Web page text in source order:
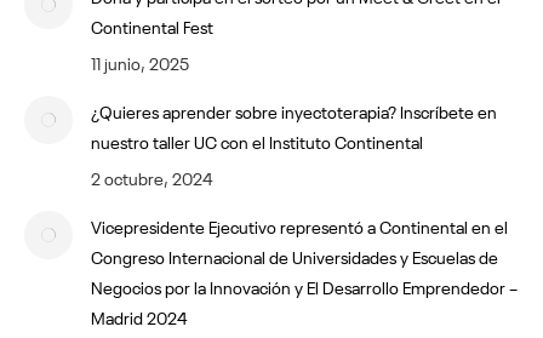
Continental Fest
11 junio, 2025
¿Quieres aprender sobre inyectoterapia? Inscríbete en
nuestro taller UC con el Instituto Continental
2 octubre, 2024
Vicepresidente Ejecutivo representó a Continental en el
Congreso Internacional de Universidades y Escuelas de
Negocios por la Innovación y El Desarrollo Emprendedor –
Madrid 2024